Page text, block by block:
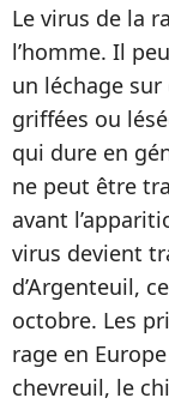
Le virus de la
l’homme. Il
un léchage
griffées ou
qui dure en
ne peut être
avant
virus devient
d’Argenteuil,
octobre. Les
rage en
chevreuil, le